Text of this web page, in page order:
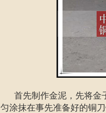
首先制作金泥，先将金
匀涂抹在事先准备好的铜